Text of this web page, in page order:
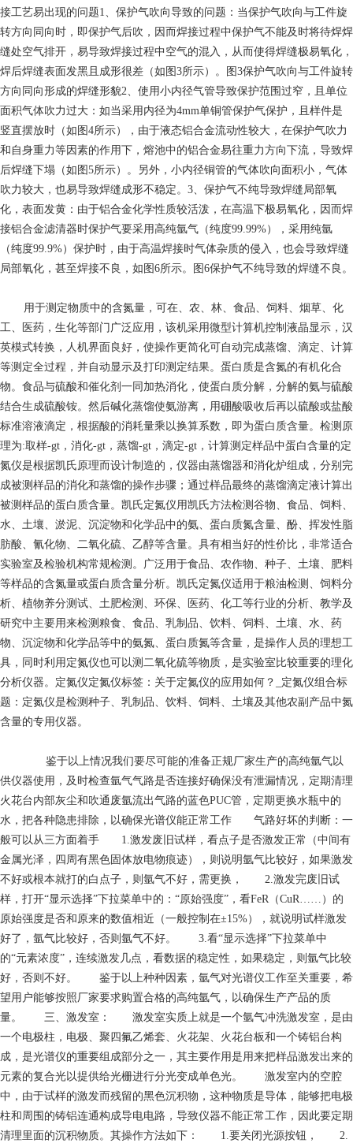
接工艺易出现的问题1、保护气吹向导致的问题：当保护气吹向与工件旋
转方向同向时，即保护气后吹，因而焊接过程中保护气不能及时将待焊焊
缝处空气排开，易导致焊接过程中空气的混入，从而使得焊缝极易氧化，
焊后焊缝表面发黑且成形很差（如图3所示）。图3保护气吹向与工件旋转
方向同向形成的焊缝形貌2、使用小内径气管导致保护范围过窄，且单位
面积气体吹力过大：如当采用内径为4mm单铜管保护气保护，且样件是
竖直摆放时（如图4所示），由于液态铝合金流动性较大，在保护气吹力
和自身重力等因素的作用下，熔池中的铝合金易往重力方向下流，导致焊
后焊缝下塌（如图5所示）。另外，小内径铜管的气体吹向面积小，气体
吹力较大，也易导致焊缝成形不稳定。3、保护气不纯导致焊缝局部氧
化，表面发黄：由于铝合金化学性质较活泼，在高温下极易氧化，因而焊
接铝合金滤清器时保护气要采用高纯氩气（纯度99.99%），采用纯氩
（纯度99.9%）保护时，由于高温焊接时气体杂质的侵入，也会导致焊缝
局部氧化，甚至焊接不良，如图6所示。图6保护气不纯导致的焊缝不良。
用于测定物质中的含氮量，可在、农、林、食品、饲料、烟草、化
工、医药，生化等部门广泛应用，该机采用微型计算机控制液晶显示，汉
英模式转换，人机界面良好，使操作更简化可自动完成蒸馏、滴定、计算
等测定全过程，并自动显示及打印测定结果。蛋白质是含氮的有机化合
物。食品与硫酸和催化剂一同加热消化，使蛋白质分解，分解的氨与硫酸
结合生成硫酸铵。然后碱化蒸馏使氨游离，用硼酸吸收后再以硫酸或盐酸
标准溶液滴定，根据酸的消耗量乘以换算系数，即为蛋白质含量。检测原
理为:取样-gt，消化-gt，蒸馏-gt，滴定-gt，计算测定样品中蛋白含量的定
氮仪是根据凯氏原理而设计制造的，仪器由蒸馏器和消化炉组成，分别完
成被测样品的消化和蒸馏的操作步骤；通过样品最终的蒸馏滴定液计算出
被测样品的蛋白质含量。凯氏定氮仪用凯氏方法检测谷物、食品、饲料、
水、土壤、淤泥、沉淀物和化学品中的氨、蛋白质氮含量、酚、挥发性脂
肪酸、氰化物、二氧化硫、乙醇等含量。具有相当好的性价比，非常适合
实验室及检验机构常规检测。广泛用于食品、农作物、种子、土壤、肥料
等样品的含氮量或蛋白质含量分析。凯氏定氮仪适用于粮油检测、饲料分
析、植物养分测试、土肥检测、环保、医药、化工等行业的分析、教学及
研究中主要用来检测粮食、食品、乳制品、饮料、饲料、土壤、水、药
物、沉淀物和化学品等中的氨氮、蛋白质氮等含量，是操作人员的理想工
具，同时利用定氮仪也可以测二氧化硫等物质，是实验室比较重要的理化
分析仪器。定氮仪定氮仪标签：关于定氮仪的应用如何？_定氮仪组合标
题：定氮仪是检测种子、乳制品、饮料、饲料、土壤及其他农副产品中氮
含量的专用仪器。
鉴于以上情况我们要尽可能的准备正规厂家生产的高纯氩气以
供仪器使用，及时检查氩气气路是否连接好确保没有泄漏情况，定期清理
火花台内部灰尘和吹通废氩流出气路的蓝色PUC管，定期更换水瓶中的
水，把各种隐患排除，以确保光谱仪能正常工作 气路好坏的判断：一
般可以从三方面着手 1.激发废旧试样，看点子是否激发正常（中间有
金属光泽，四周有黑色固体放电物痕迹），则说明氩气比较好，如果激发
不好或根本就打的白点子，则氩气不好，需更换， 2.激发完废旧试
样，打开“显示选择”下拉菜单中的：“原始强度”，看FeR（CuR……）的
原始强度是否和原来的数值相近（一般控制在±15%），就说明试样激发
好了，氩气比较好，否则氩气不好。 3.看“显示选择”下拉菜单中
的“元素浓度”，连续激发几点，看数据的稳定性，如果稳定，则氩气比较
好，否则不好。 鉴于以上种种因素，氩气对光谱仪工作至关重要，希
望用户能够按照厂家要求购置合格的高纯氩气，以确保生产产品的质
量。 三、激发室： 激发室实质上就是一个氩气冲洗激发室，是由
一个电极柱，电极、聚四氟乙烯套、火花架、火花台板和一个铸铝台构
成，是光谱仪的重要组成部分之一，其主要作用是用来把样品激发出来的
元素的复合光以提供给光栅进行分光变成单色光。 激发室内的空腔
中，由于试样的激发而残留的黑色沉积物，这种物质是导体，能够把电极
柱和周围的铸铝连通构成导电电路，导致仪器不能正常工作，因此要定期
清理里面的沉积物质。其操作方法如下： 1.要关闭光源按钮， 2.